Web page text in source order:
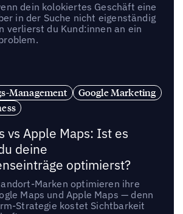
dein kolokiertes Geschäft eine
in der Suche nicht eigenständig
verlierst du Kund:innen an ein
Management
Google Marketing
vs Apple Maps: Ist es
deine
optimierst?
Marken optimieren ihre
Maps und Apple Maps — denn
Strategie kostet Sichtbarkeit